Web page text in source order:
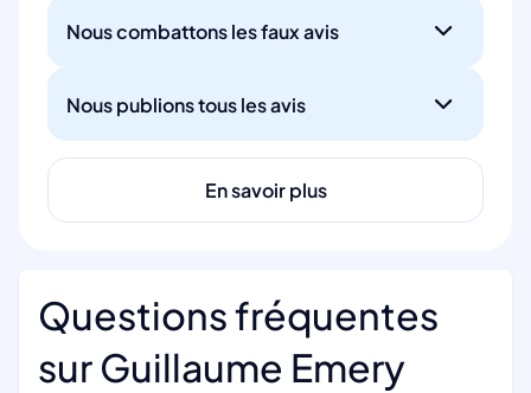
Nous combattons les faux avis
Nous publions tous les avis
En savoir plus
Questions fréquentes
sur Guillaume Emery